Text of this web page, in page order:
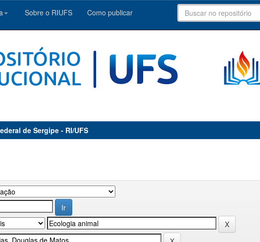
Sobre o RIUFS Como publicar
de Sergipe - RI/UFS